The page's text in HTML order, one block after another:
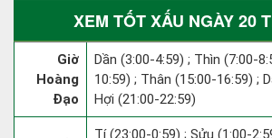
XEM TỐT XẤU NGÀY 20
Giờ
Hoàng
Đạo
Dần (3:00-4:59) ; Thìn (7:00-
10:59) ; Thân (15:00-16:59) ;
Hợi (21:00-22:59)
Tí (23:00-0:59) ; Sửu (1:00-